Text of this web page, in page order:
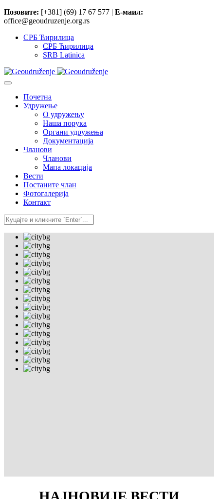
Позовите: [+381] (69) 17 67 577 | Е-маил:
office@geoudruzenje.org.rs
СРБ Ћирилица
СРБ Ћирилица
SRB Latinica
Почетна
Удружење
O удружењу
Наша порука
Органи удружења
Документација
Чланови
Чланови
Мапа локација
Вести
Постаните члан
Фотогалерија
Контакт